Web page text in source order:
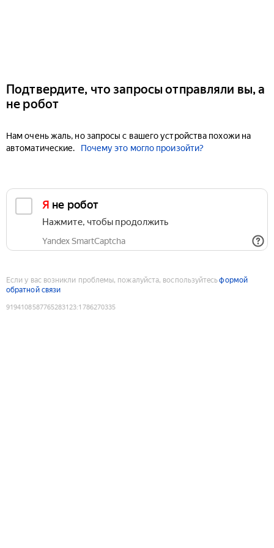
Подтвердите, что запросы отправляли вы, а
не робот
Нам очень жаль, но запросы с вашего устройства похожи на
автоматические.
Почему это могло произойти?
Я не робот
Нажмите, чтобы продолжить
Yandex SmartCaptcha
Если у вас возникли проблемы, пожалуйста, воспользуйтесьформой
обратной связи
9194108587765283123:1786270335